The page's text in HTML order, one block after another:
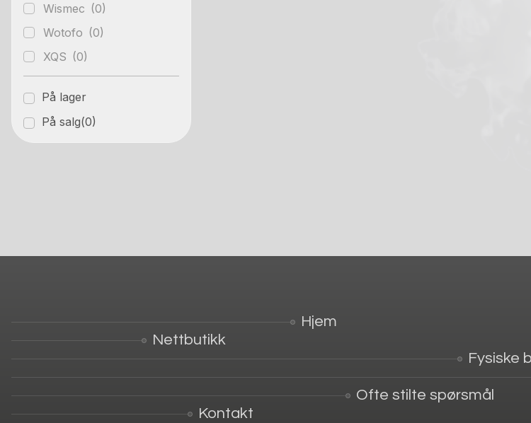
Wismec (0)
Wotofo (0)
XQS (0)
På lager
På salg(0)
Hjem
Nettbutikk
Fysiske
Ofte stilte spørsmål
Kontakt